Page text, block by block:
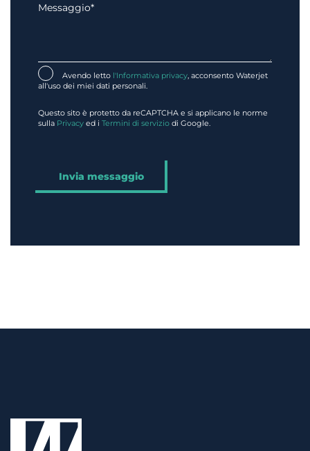
Avendo letto l'Informativa privacy, acconsento Waterjet
all'uso dei miei dati personali.
Questo sito è protetto da reCAPTCHA e si applicano le norme
sulla Privacy ed i Termini di servizio di Google.